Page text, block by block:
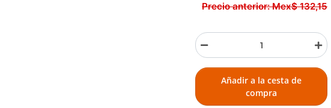
Precio anterior:Mex$ 132,15
Añadir a la cesta de
compra